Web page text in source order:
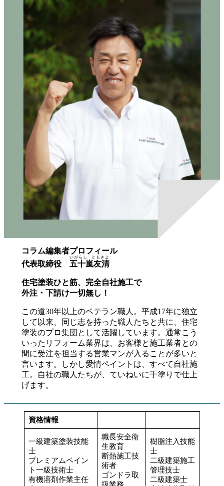
コラム編集者プロフィール
代表取締役 五十嵐友清
いがらし ともきよ
住宅塗装ひと筋、完全自社施工で
外注・下請け一切無し！
この道30年以上のベテラン職人。平成17年に独立
して以来、同じ志を持った職人たちと共に、住宅
塗装のプロ集団として活躍しています。通常こう
いったリフォーム業界は、お客様と施工業者との
間に受注を担当する営業マンが入ることが多いと
言います。しかし愛情ペイントは、すべて自社施
工。自社の職人たちが、ていねいに手塗りで仕上
げます。
資格情報
一級建築塗装技能
士
プレミアムペイン
ト一級技術士
有機溶剤作業主任
職長安全衛
生教育
断熱施工技
術者
ゴンドラ取
樹脂注入技能
士
二級建築施工
管理技士
二級建築士